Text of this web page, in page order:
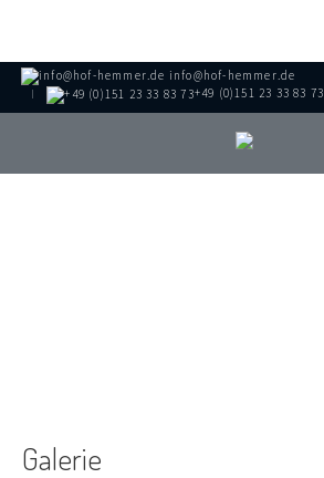
info@hof-hemmer.de
+49 (0)151 23 33 83 73
Galerie